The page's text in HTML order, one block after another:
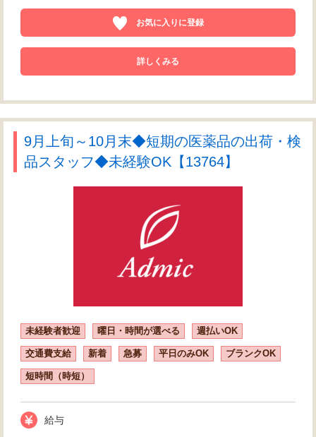
お気に入りに登録
詳しくみる
9月上旬～10月末◆短期の医薬品の出荷・検
品スタッフ◆未経験OK【13764】
未経験者歓迎 曜日・時間が選べる 週払いOK
交通費支給 新着 急募 平日のみOK ブランクOK
短時間（時短）
給与